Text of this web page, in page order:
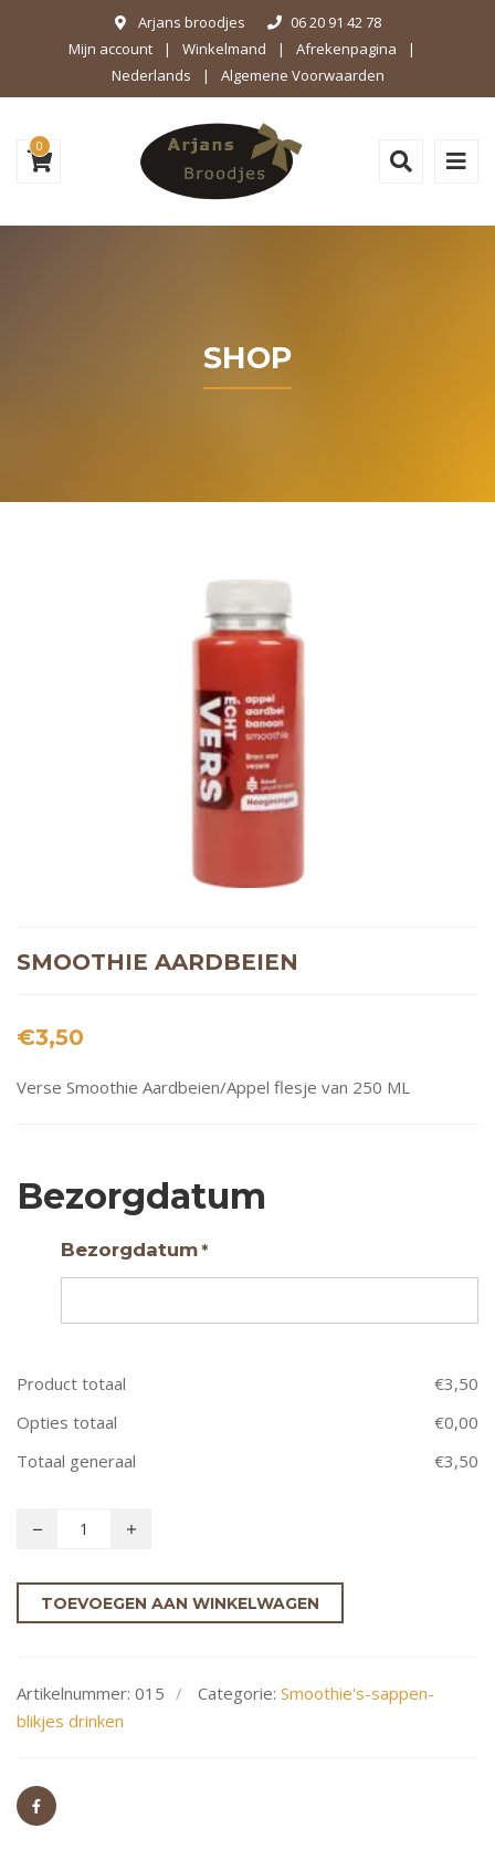
Arjans broodjes
06 20 91 42 78
Mijn account
Winkelmand
Afrekenpagina
Nederlands
Algemene Voorwaarden
0
SHOP
SMOOTHIE AARDBEIEN
€3,50
Verse Smoothie Aardbeien/Appel flesje van 250 ML
Bezorgdatum
Bezorgdatum *
Product totaal €3,50
Opties totaal
€0,00
Totaal generaal
€3,50
TOEVOEGEN AAN WINKELWAGEN
Artikelnummer: 015 Categorie: Smoothie's-sappen-
blikjes drinken